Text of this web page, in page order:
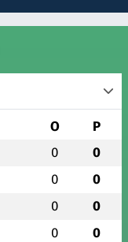
O P
0 0
0 0
0 0
0 0